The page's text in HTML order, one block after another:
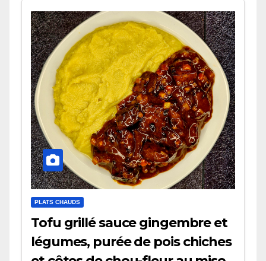
PLATS CHAUDS
Tofu grillé sauce gingembre et
légumes, purée de pois chiches